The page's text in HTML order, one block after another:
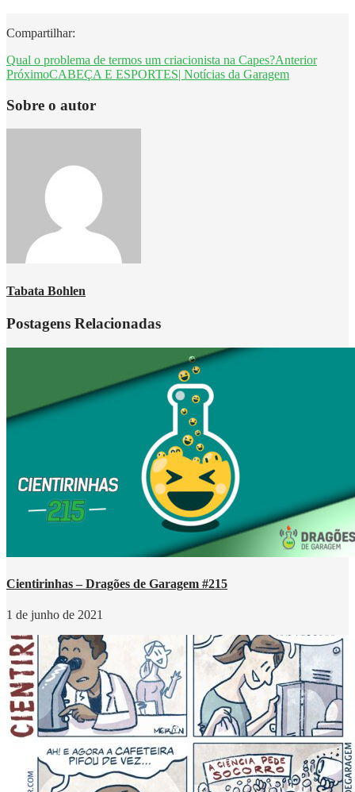
Compartilhar:
Qual o problema de termos um criacionista na Capes?Anterior
PróximoCABEÇA E ESPORTES| Notícias da Garagem
Sobre o autor
Tabata Bohlen
Postagens Relacionadas
Cientirinhas – Dragões de Garagem #215
1 de junho de 2021